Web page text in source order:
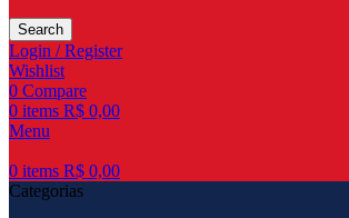
Search
Login / Register
Wishlist
0 Compare
0 items R$ 0,00
Menu
0 items R$ 0,00
Categorias